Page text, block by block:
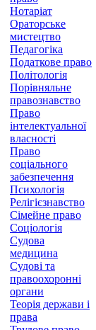
Нотаріат
Ораторське
мистецтво
Педагогіка
Податкове право
Політологія
Порівняльне
правознавство
Право
інтелектуальної
власності
Право
соціального
забезпечення
Психологія
Релігієзнавство
Сімейне право
Соціологія
Судова
медицина
Судові та
правоохоронні
органи
Теорія держави і
права